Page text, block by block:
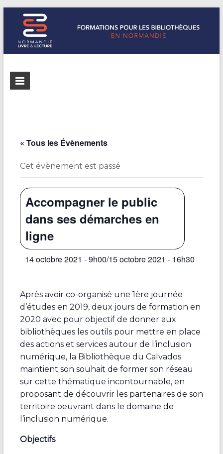
Formations
Normandie
Normandie
Livre &
bibliothèques
« Tous les Évènements
Cet évènement est passé
Accompagner le public
dans ses démarches en
ligne
14 octobre 2021 - 9h00/15 octobre 2021 - 16h30
Après avoir co-organisé une 1ère journée
d’études en 2019, deux jours de formation en
2020 avec pour objectif de donner aux
bibliothèques les outils pour mettre en place
des actions et services autour de l’inclusion
numérique, la Bibliothèque du Calvados
maintient son souhait de former son réseau
sur cette thématique incontournable, en
proposant de découvrir les partenaires de son
territoire oeuvrant dans le domaine de
l’inclusion numérique.
Objectifs